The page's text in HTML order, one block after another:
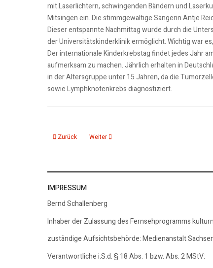
mit Laserlichtern, schwingenden Bändern und
Mitsingen ein. Die stimmgewaltige Sängerin Antje
Dieser entspannte Nachmittag wurde durch die
der Universitätskinderklinik ermöglicht. Wichtig war
Der internationale Kinderkrebstag findet jedes Jahr
aufmerksam zu machen. Jährlich erhalten in
in der Altersgruppe unter 15 Jahren, da die
sowie Lymphknotenkrebs diagnostiziert.
Vorheriger Beitrag: Kinderschutznetzwerk mit neuem
Zurück Nächster Beitrag: Neuer Zertifikatskurs zur
Weiter
IMPRESSUM
Bernd Schallenberg
Inhaber der Zulassung des Fernsehprogramms
zuständige Aufsichtsbehörde: Medienanstalt
Verantwortliche i.S.d. § 18 Abs. 1 bzw. Abs. 2 MStV: